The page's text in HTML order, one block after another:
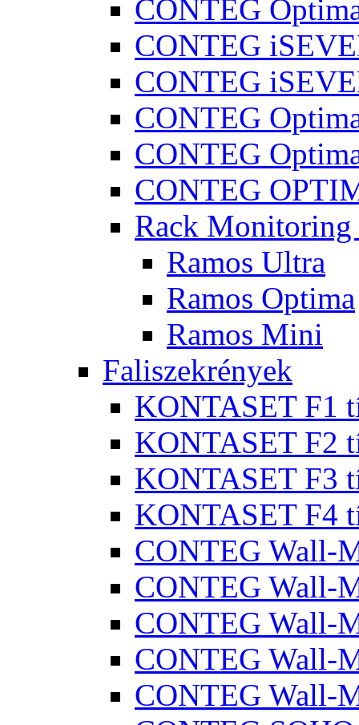
CONTEG
CONTEG
CONTEG
CONTEG
CONTEG
CONTEG
Rack Monitoring
Ramos Ultra
Ramos Optima
Ramos Mini
Faliszekrények
KONTASET F1
KONTASET F2
KONTASET F3
KONTASET F4
CONTEG Wall-
CONTEG Wall-
CONTEG Wall-
CONTEG Wall-
CONTEG Wall-